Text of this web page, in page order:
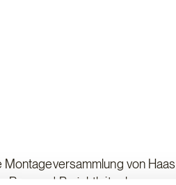
von
und Projektleiter kamen